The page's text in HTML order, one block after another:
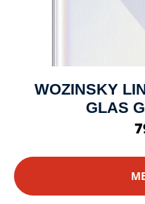
WOZINSKY
GLAS